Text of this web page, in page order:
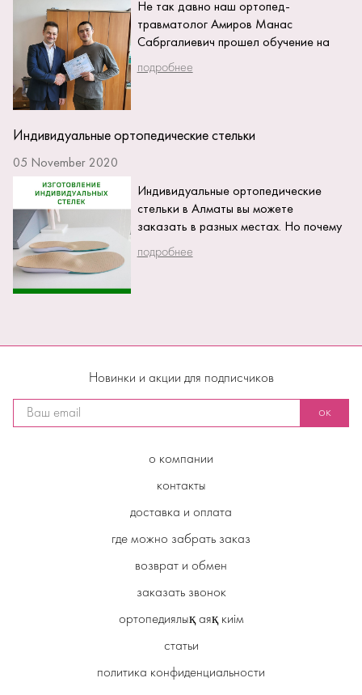
Не так давно наш ортопед-
травматолог Амиров Манас
Сабргалиевич прошел обучение на
мастер классе выдающегося врача
из Ярославля Вавилова Максима
подробнее
Индивидуальные ортопедические стельки
05 November 2020
Индивидуальные ортопедические
стельки в Алматы вы можете
заказать в разных местах. Но почему
выгодно заказывать ортопедические
стельки у нас? Потому...
подробнее
Новинки и акции для подписчиков
ок
о компании
контакты
доставка и оплата
где можно забрать заказ
возврат и обмен
заказать звонок
ортопедиялық аяқ киім
статьи
политика конфиденциальности